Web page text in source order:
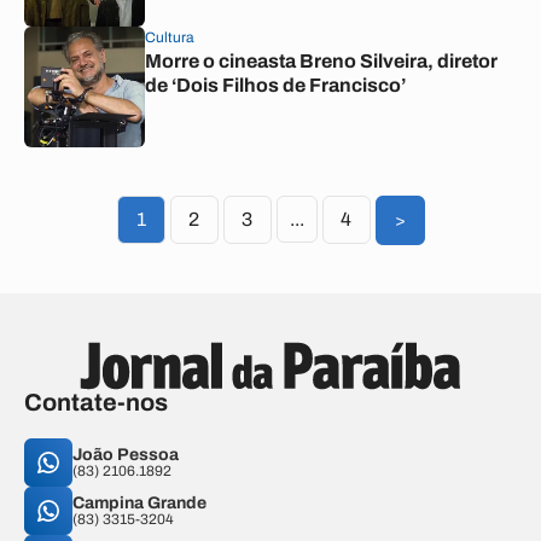
Cultura
Morre o cineasta Breno Silveira, diretor
de ‘Dois Filhos de Francisco’
1 2 3 ... 4 >
Contate-nos
João Pessoa
(83) 2106.1892
Campina Grande
(83) 3315-3204